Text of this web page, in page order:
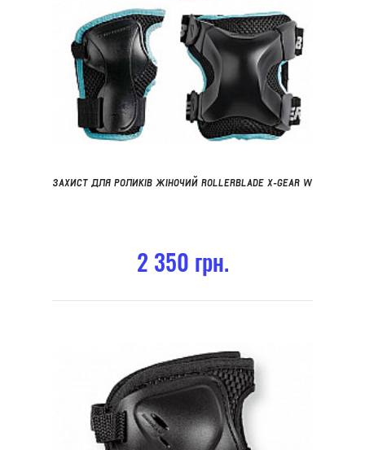
ЗАХИСТ ДЛЯ РОЛИКІВ ЖІНОЧИЙ ROLLERBLADE X-GEAR W
2 350 грн.